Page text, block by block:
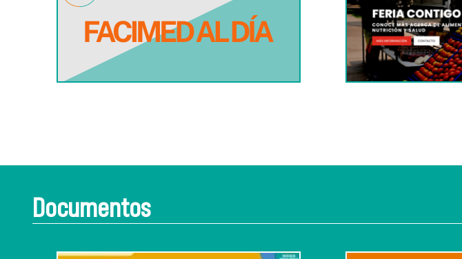
Documentos